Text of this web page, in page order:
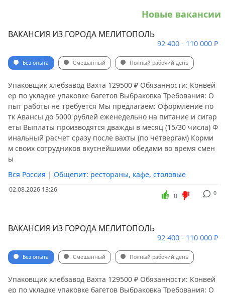
Новые вакансии
ВАКАНСИЯ ИЗ ГОРОДА МЕЛИТОПОЛЬ
92 400 - 110 000 ₽
Без опыта Смешанный Полный рабочий день
Упаковщик хлебзавод Вахта 129500 ₽ Обязанности: Конвей
ер по укладке упаковке багетов Выбраковка Требования: О
пыт работы не требуется Мы предлагаем: Оформление по
тк Авансы до 5000 рублей еженедельно на питание и сигар
еты Выплаты производятся дважды в месяц (15/30 числа) Ф
инальный расчет сразу после вахты (по четвергам) Корми
м своих сотрудников вкуснейшими обедами во время смен
ы
Вся Россия | Общепит: рестораны, кафе, столовые
02.08.2026 13:26 0
0
ВАКАНСИЯ ИЗ ГОРОДА МЕЛИТОПОЛЬ
92 400 - 110 000 ₽
Без опыта Смешанный Полный рабочий день
Упаковщик хлебзавод Вахта 129500 ₽ Обязанности: Конвей
ер по укладке упаковке багетов Выбраковка Требования: О